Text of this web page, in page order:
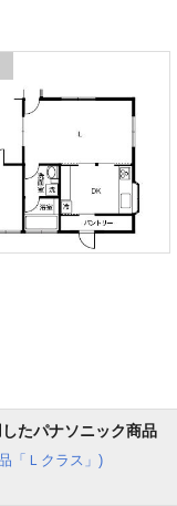
たパナソニック商品
「Ｌクラス」)